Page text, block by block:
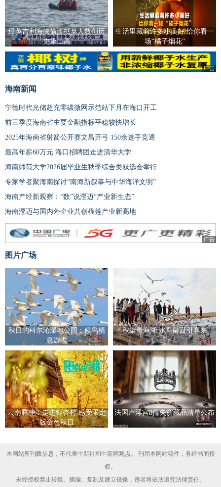
经英吉利海峡偷渡抵英人数创历
史第二高
生活里藏着许多小美好 给你看一
场“橘子烟花”
广告
海南新闻
宁德时代光储超充零碳微网示范站下月在海口开工
前三季度海南省主要金融指标平稳较快增长
2025年海南省射箭公开赛文昌开弓 150余选手竞逐
最高年薪60万元 海口招聘团走进清华大学
海南师范大学2026届毕业生秋季综合类双选会举行
专家学者聚海南探讨“南海新叙事与中华海洋文明”
海南产经新观察：“数”说澄迈“产业新生态”
海南澄迈与国内外企业共创榴莲产业新高地
广告
图片广场
秋日的科尔沁湿地公园：候鸟栖
息游弋
秋染青海湖 水鸟翩跹引客来
云南腾冲：走进银杏村 感受限定
版金色秋日
法国卢浮宫8件失窃藏品清单公布
本网站所刊载信息，不代表中新社和中新网观点。 刊用本网站稿件，务经书面授
权。
未经授权禁止转载、摘编、复制及建立镜像，违者将依法追究法律责任。